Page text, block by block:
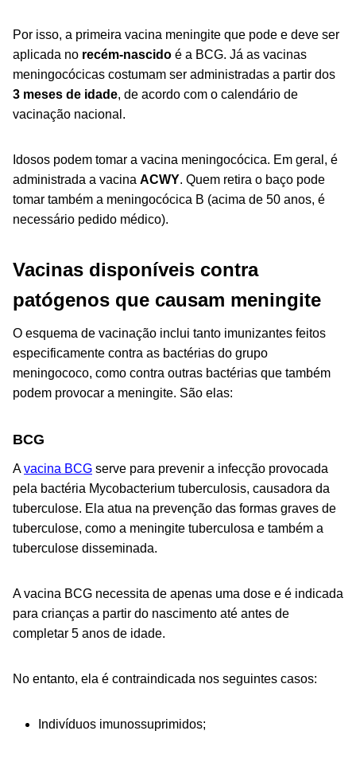
Por isso, a primeira vacina meningite que pode e deve ser
aplicada no recém-nascido é a BCG. Já as vacinas
meningocócicas costumam ser administradas a partir dos
3 meses de idade, de acordo com o calendário de
vacinação nacional.
Idosos podem tomar a vacina meningocócica. Em geral, é
administrada a vacina ACWY. Quem retira o baço pode
tomar também a meningocócica B (acima de 50 anos, é
necessário pedido médico).
Vacinas disponíveis contra
patógenos que causam meningite
O esquema de vacinação inclui tanto imunizantes feitos
especificamente contra as bactérias do grupo
meningococo, como contra outras bactérias que também
podem provocar a meningite. São elas:
BCG
Avacina BCG serve para prevenir a infecção provocada
pela bactéria Mycobacterium tuberculosis, causadora da
tuberculose. Ela atua na prevenção das formas graves de
tuberculose, como a meningite tuberculosa e também a
tuberculose disseminada.
A vacina BCG necessita de apenas uma dose e é indicada
para crianças a partir do nascimento até antes de
completar 5 anos de idade.
No entanto, ela é contraindicada nos seguintes casos:
Indivíduos imunossuprimidos;